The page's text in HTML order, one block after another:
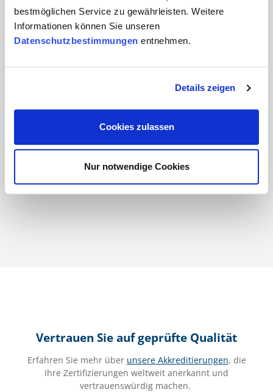
bestmöglichen Service zu gewährleisten. Weitere
Informationen können Sie unseren
Datenschutzbestimmungen entnehmen.
Details zeigen
Cookies zulassen
Nur notwendige Cookies
Alexander Wyrsch
Vertrauen Sie auf geprüfte Qualität
Erfahren Sie mehr über unsere Akkreditierungen, die
Ihre Zertifizierungen weltweit anerkannt und
vertrauenswürdig machen.